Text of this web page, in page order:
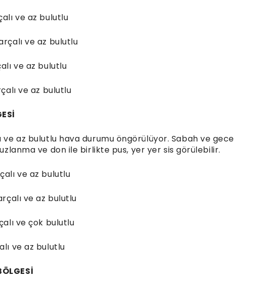
ve az bulutlu
ve az bulutlu
ve az bulutlu
ve az bulutlu
ve az bulutlu hava durumu öngörülüyor. Sabah ve gece
ve don ile birlikte pus, yer yer sis görülebilir.
ve az bulutlu
ve az bulutlu
ve çok bulutlu
ve az bulutlu